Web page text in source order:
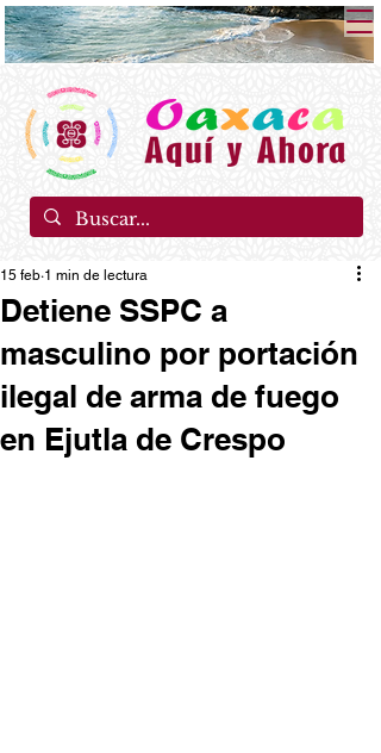
Detiene SSPC a
masculino por portación
ilegal de arma de fuego
en Ejutla de Crespo
15 feb 1 min de lectura